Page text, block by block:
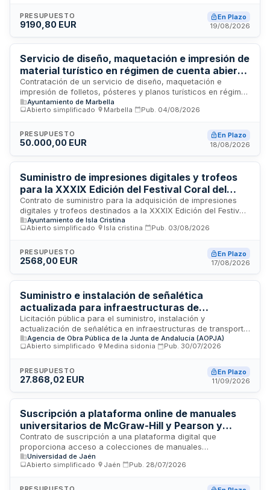
para sus centros docentes públicos, con un presupuesto
máximo establecido y duración plurianual que se extiende a
PRESUPUESTO
9190,80 EUR
En Plazo
19/08/2026
Servicio de diseño, maquetación e impresión de
material turístico en régimen de cuenta abierta
para el Ayuntamiento de Marbella
Contratación de un servicio de diseño, maquetación e
impresión de folletos, pósteres y planos turísticos en régimen
de cuenta abierta para la Delegación de Turismo del
Ayuntamiento de Marbella. El servicio incluye diseño gráfico,
fotografías de material promocional turístico en varios
idiomas, incluyendo español. La duración del contrato es de
simplificado sumario.
Ayuntamiento de Marbella
Abierto simplificado
Marbella Pub. 04/08/2026
PRESUPUESTO
50.000,00 EUR
En Plazo
18/08/2026
Suministro de impresiones digitales y trofeos
para la XXXIX Edición del Festival Coral del
Atlántico del Ayuntamiento de Isla Cristina
Contrato de suministro para la adquisición de impresiones
digitales y trofeos destinados a la XXXIX Edición del Festival
Coral del Atlántico, organizado por el Ayuntamiento de Isla
Cristina. Los materiales deberán estar disponibles antes de
adjudicatario asumirá todos los medios técnicos, materiales
y personales necesarios para la correcta ejecución de la
laboral y de seguridad social aplicable.
Ayuntamiento de Isla Cristina
Abierto simplificado
Isla cristina Pub. 03/08/2026
PRESUPUESTO
2568,00 EUR
En Plazo
17/08/2026
Suministro e instalación de señalética
actualizada para infraestructuras de
transporte - Agencia de Obra Pública de la
Junta de Andalucía
Licitación pública para el suministro, instalación y
actualización de señalética en infraestructuras de transporte
gestionadas por la Agencia de Obra Pública de la Junta de
Andalucía. El contrato comprende la provisión de materiales
de transporte, con un presupuesto de aproximadamente
veintiocho mil euros. El trabajo se ejecutará conforme a
garantizando la clara identificación y orientación de usuarios
en las dependencias de transporte.
Agencia de Obra Pública de la Junta de Andalucía (AOPJA)
Abierto simplificado
Medina sidonia Pub. 30/07/2026
PRESUPUESTO
27.868,02 EUR
En Plazo
11/09/2026
Suscripción a plataforma online de manuales
universitarios de McGraw-Hill y Pearson y
libros de García Maroto para la Biblioteca de la
Universidad de Jaén
Contrato de suscripción a una plataforma digital que
proporciona acceso a colecciones de manuales
universitarios de las editoriales McGraw-Hill y Pearson, así
como libros de la Editorial García Maroto, destinada a
comunidad académica de la Universidad de Jaén. El servicio
Universidad de Jaén
Abierto simplificado
Jaén Pub. 28/07/2026